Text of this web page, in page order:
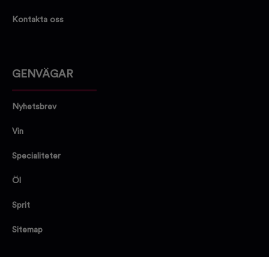
Kontakta oss
GENVÄGAR
Nyhetsbrev
Vin
Specialiteter
Öl
Sprit
Sitemap